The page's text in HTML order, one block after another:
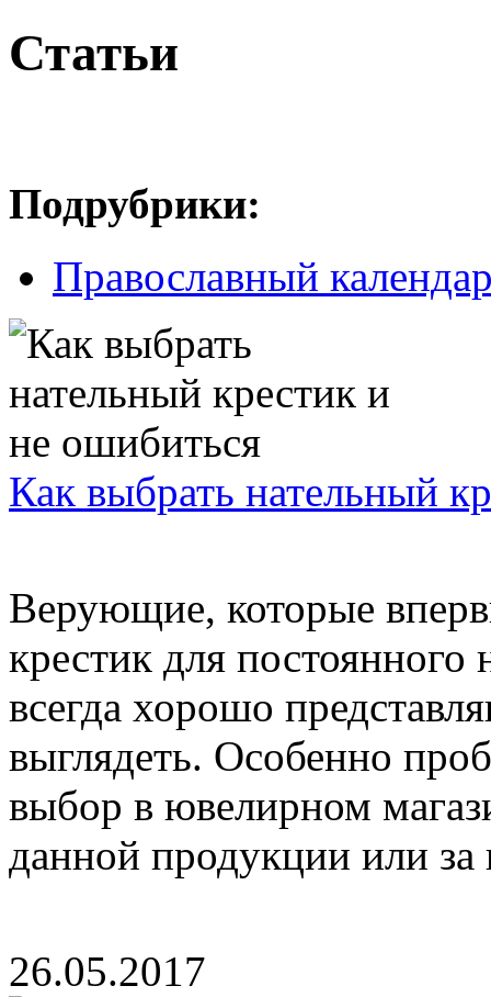
Статьи
Подрубрики:
Православный
Как выбрать нательный
Верующие, которые
крестик для
всегда хорошо
выглядеть. Особенно
выбор в ювелирном
данной продукции или за
26.05.2017